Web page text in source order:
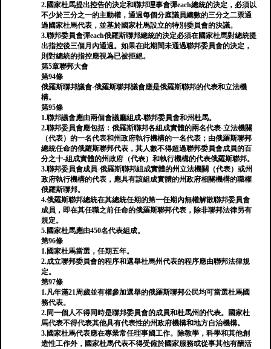
2.國家杜馬提出控告的決定和聯邦理事會彈each總統的決定，必須以
不少於三分之一的主動權，通過每個分庭議員總數的三分之二票通
過國家杜馬代表，並基於國家杜馬設立的特別委員會的決議。
3.聯邦委員會彈each俄羅斯聯邦總統的決定必須在國家杜馬對總統提
出指控後三個月內通過。如果在此期間未通過聯邦委員會的決定，
則對總統的指控應視為已被拒絕。
第5章聯邦大會
第94條
俄羅斯聯邦議會-俄羅斯聯邦議會應是俄羅斯聯邦的代表和立法機
構。
第95條
1.聯邦議會應由兩個會議廳組成-聯邦委員會和州杜馬。
2.聯邦委員會應包括：俄羅斯聯邦各組成實體的兩名代表-立法機關
（代表）的一名代表和州政府執行機構的一名代表；由俄羅斯聯邦
總統任命的俄羅斯聯邦代表，其人數不得超過聯邦委員會成員的百
分之十-組成實體的州政府（代表）和執行機構的代表俄羅斯聯邦。
3.聯邦委員會成員-俄羅斯聯邦組成實體的州立法機關（代表）或州
政府執行機構的代表，應具有該組成實體的州政府相關機構的職權
俄羅斯聯邦。
4.俄羅斯聯邦總統在其總統任期的第一任期內無權解散聯邦委員會
成員，即在其任職之前任命的俄羅斯聯邦代表，除非聯邦法律另有
規定。
5.國家杜馬應由450名代表組成。
第96條
1.國家杜馬當選，任期五年。
2.成立聯邦委員會的程序和選舉杜馬州代表的程序應由聯邦法律規
定。
第97條
1.凡年滿21周歲並有權參加選舉的俄羅斯聯邦公民均可當選杜馬國
務代表。
2.同一個人不得同時是聯邦委員會的成員和杜馬州的代表。國家杜
馬代表不得代表其他具有代表性的州政府機構和地方自治機構。
3.國家杜馬代表應在專業常任理事國工作。除教學，科學和其他創
造性工作外，國家杜馬代表不得受僱於國家服務或從事其他有酬活